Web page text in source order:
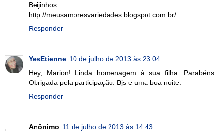
Beijinhos
http://meusamoresvariedades.blogspot.com.br/
Responder
YesEtienne 10 de julho de 2013 às 23:04
Hey, Marion! Linda homenagem à sua filha. Parabéns.
Obrigada pela participação. Bjs e uma boa noite.
Responder
Anônimo 11 de julho de 2013 às 14:43